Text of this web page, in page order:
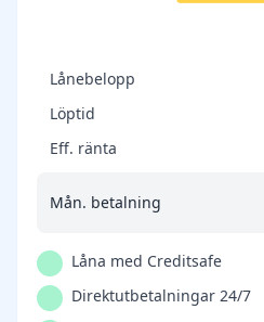
Lånebelopp
Löptid
Eff. ränta
Mån. betalning
Låna med Creditsafe
Direktutbetalningar 24/7